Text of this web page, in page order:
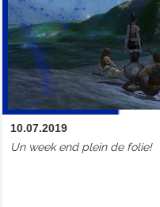
10.07.2019
Un week end plein de folie!